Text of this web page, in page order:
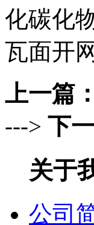
化碳化
瓦面开
上一篇：
---> 下
关于
公司